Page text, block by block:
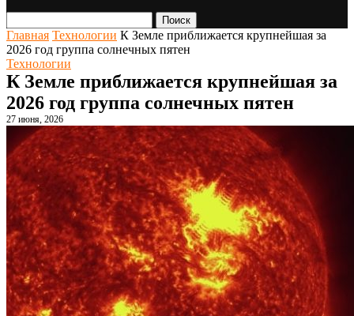
Поиск
Главная Технологии К Земле приближается крупнейшая за
2026 год группа солнечных пятен
Технологии
К Земле приближается крупнейшая за
2026 год группа солнечных пятен
27 июня, 2026